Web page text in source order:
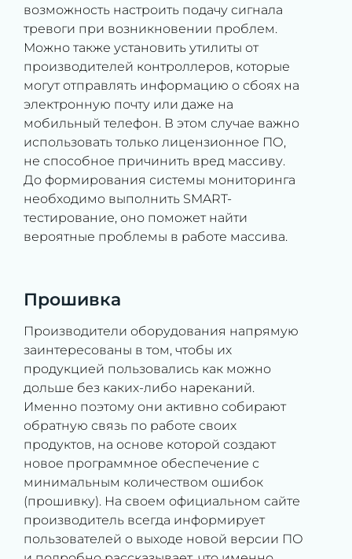
возможность настроить подачу сигнала
тревоги при возникновении проблем.
Можно также установить утилиты от
производителей контроллеров, которые
могут отправлять информацию о сбоях на
электронную почту или даже на
мобильный телефон. В этом случае важно
использовать только лицензионное ПО,
не способное причинить вред массиву.
До формирования системы мониторинга
необходимо выполнить SMART-
тестирование, оно поможет найти
вероятные проблемы в работе массива.
Прошивка
Производители оборудования напрямую
заинтересованы в том, чтобы их
продукцией пользовались как можно
дольше без каких-либо нареканий.
Именно поэтому они активно собирают
обратную связь по работе своих
продуктов, на основе которой создают
новое программное обеспечение с
минимальным количеством ошибок
(прошивку). На своем официальном сайте
производитель всегда информирует
пользователей о выходе новой версии ПО